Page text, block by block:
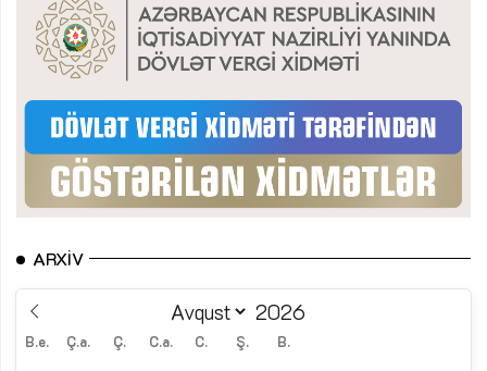
ARXIV
B.e. Ç.a. Ç. C.a. C. Ş. B.